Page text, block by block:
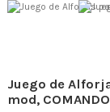
Juego de
mod,